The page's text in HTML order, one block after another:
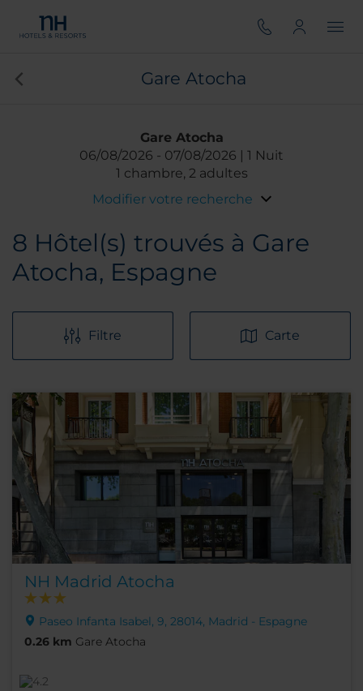
Gare Atocha
Gare Atocha
06/08/2026
07/08/2026
1 Nuit
1 chambre, 2 adultes
Modifier votre recherche
8 Hôtel(s) trouvés à Gare
Atocha, Espagne
Filtre Carte
NH Madrid Atocha
Paseo Infanta Isabel, 9, 28014, Madrid - Espagne
0.26 km Gare Atocha